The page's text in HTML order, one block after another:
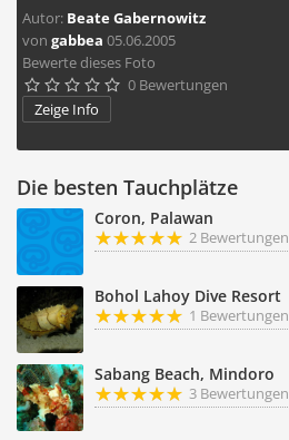
Autor: Beate Gabernowitz
von gabbea 05.06.2005
Bewerte dieses Foto
     0 Bewertungen
Zeige Info
Die besten Tauchplätze
Coron, Palawan
2 Bewertungen
Bohol Lahoy Dive Resort
1 Bewertungen
Sabang Beach, Mindoro
3 Bewertungen